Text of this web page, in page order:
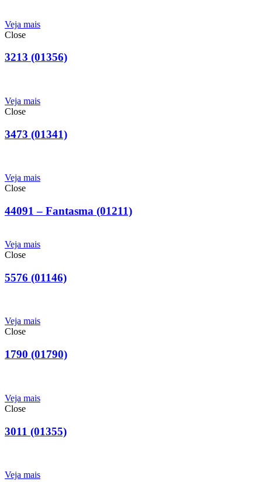
Veja mais
Close
3213 (01356)
Veja mais
Close
3473 (01341)
Veja mais
Close
44091 – Fantasma (01211)
Veja mais
Close
5576 (01146)
Veja mais
Close
1790 (01790)
Veja mais
Close
3011 (01355)
Veja mais